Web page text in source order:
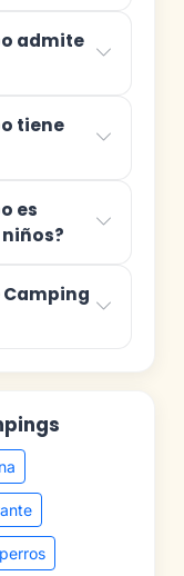
admite
tiene
es
Camping